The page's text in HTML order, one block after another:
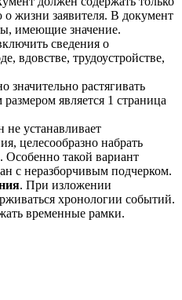
жизни заявителя. В документ
имеющие значение.
сведения о
вдовстве, трудоустройстве,
значительно растягивать
является 1 страница
не устанавливает
целесообразно набрать
Особенно такой вариант
с неразборчивым подчерком.
. При изложении
хронологии событий.
временные рамки.